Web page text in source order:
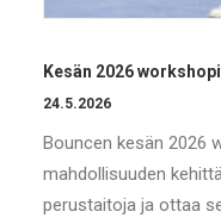
Kesän 2026
24.5.2026
Bouncen kesän 2026
mahdollisuuden
perustaitoja ja ottaa